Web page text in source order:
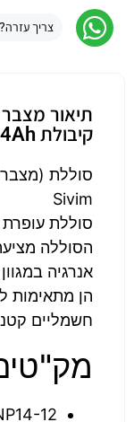
צריך
קיבולת 14Ah
Sivim
סוללת עופרת SLA – חומצה עופרת אטומה
הסוללה
אנרגיה
הן מתאימות
חשמליים
12